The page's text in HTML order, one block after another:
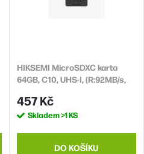
HIKSEMI MicroSDXC karta
64GB, C10, UHS-I, (R:92MB/s,
457 Kč
Skladem>1 KS
DO KOŠÍKU